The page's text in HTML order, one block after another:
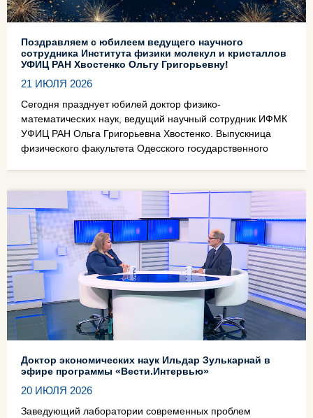
Поздравляем с юбилеем ведущего научного
сотрудника Института физики молекул и кристаллов
УФИЦ РАН Хвостенко Ольгу Григорьевну!
21 ИЮЛЯ 2026
Сегодня празднует юбилей доктор физико-
математических наук, ведущий научный сотрудник ИФМК
УФИЦ РАН Ольга Григорьевна Хвостенко. Выпускница
физического факультета Одесского государственного
Доктор экономических наук Ильдар Зулькарнай в
эфире программы «Вести.Интервью»
20 ИЮЛЯ 2026
Заведующий лаборатории современных проблем